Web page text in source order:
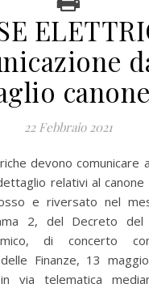
22 Febbraio 2021
relativi al canone
e riversato nel
2, del Decreto del
di concerto
Finanze, 13
in via telematica